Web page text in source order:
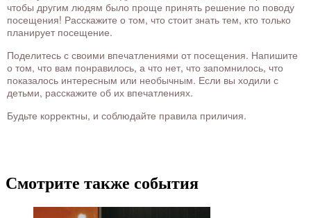
чтобы другим людям было проще принять решение по поводу
посещения! Расскажите о том, что стоит знать тем, кто только
планирует посещение.
Поделитесь с своими впечатлениями от посещения. Напишите
о том, что вам понравилось, а что нет, что запомнилось, что
показалось интересным или необычным. Если вы ходили с
детьми, расскажите об их впечатлениях.
Будьте корректны, и соблюдайте правила приличия.
Смотрите также события